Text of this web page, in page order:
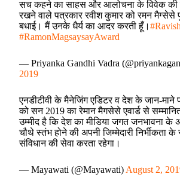
सच कहने का साहस और आलोचना के विवेक की
रखने वाले पत्रकार रवीश कुमार को रमन मैग्सेसे
बधाई। मैं उनके धैर्य का आदर करती हूँ।
#RamonMagsaysayAward
— Priyanka Gandhi Vadra
2019
एनडीटीवी के मैनेजिंग एडिटर व देश के जान-माने
को सन 2019 का रेमान मैगसेसे एवार्ड से
उम्मीद है कि देश का मीडिया जगत जनभावना
चौथे स्तंभ होने की अपनी जिम्मेदारी निर्भीकता
संविधान की सेवा करता रहेगा।
— Mayawati (@Mayawati)August 2,